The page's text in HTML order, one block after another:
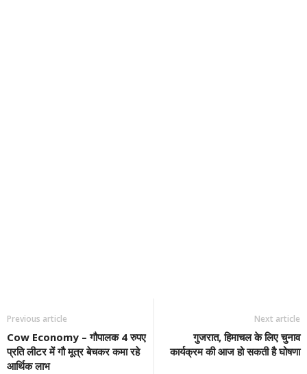
Previous article
Cow Economy – गौपालक 4 रुपए
प्रति लीटर में गौ मूत्र बेचकर कमा रहे
आर्थिक लाभ
Next article
गुजरात, हिमाचल के लिए चुनाव
कार्यक्रम की आज हो सकती है घोषणा